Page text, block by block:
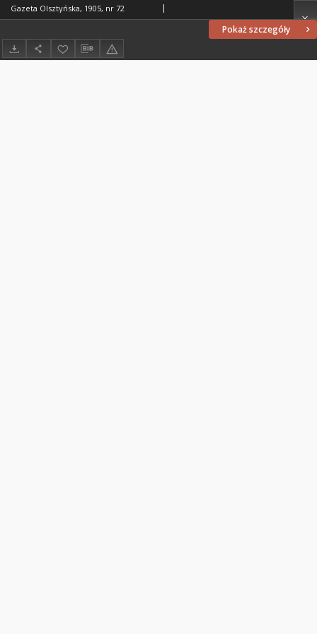
Pokaż szczegóły
Gazeta Olsztyńska, 1905, nr 72